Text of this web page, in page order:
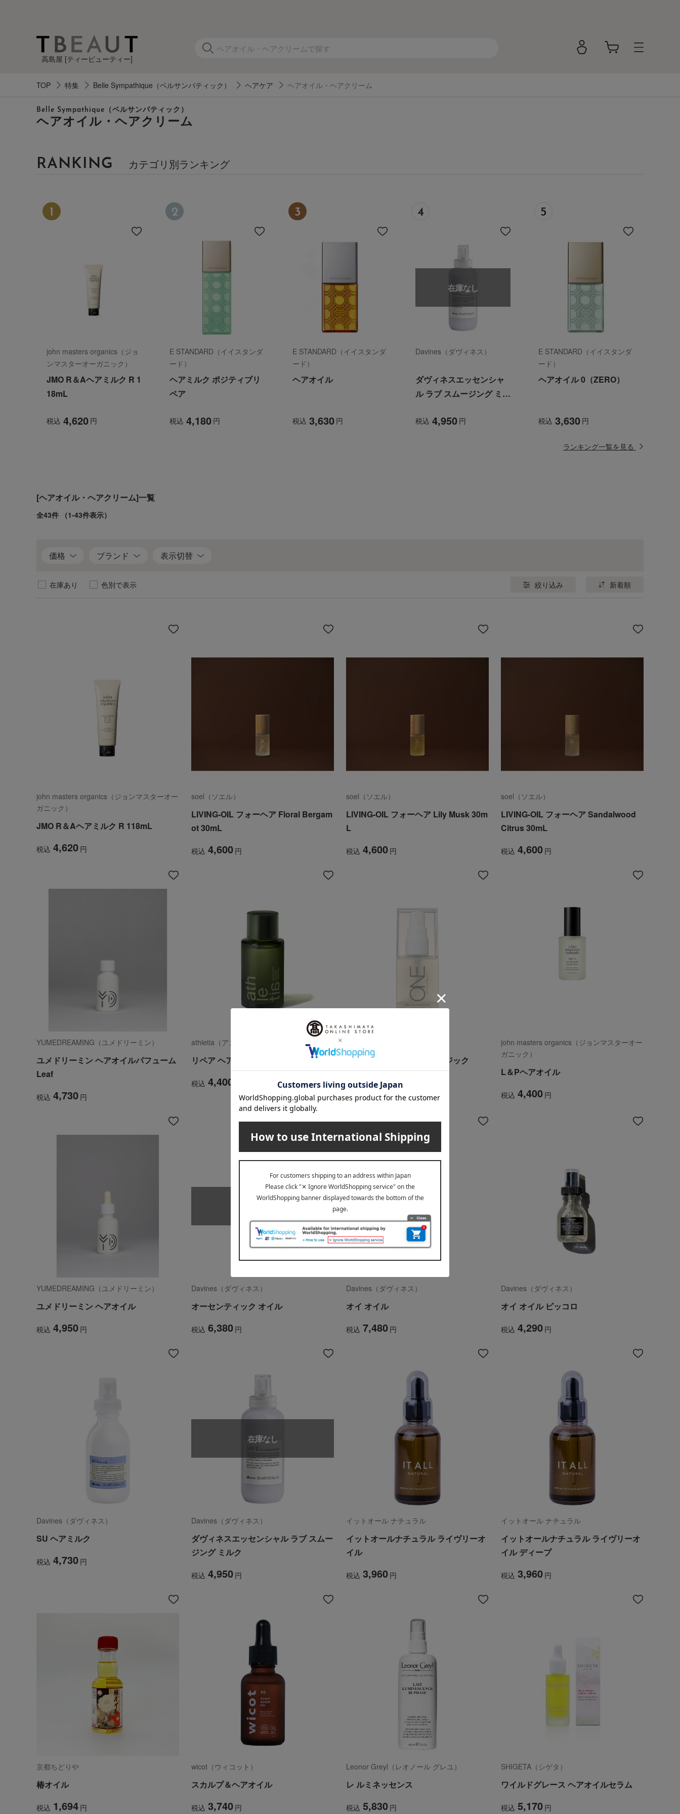
高島屋 [ティービューティー]
TOP 特集 Belle Sympathique（ベルサンパティック） ヘアケア ヘアオイル・ヘアクリーム
カ
テ
の
ア
Belle Sympathique（ベルサンパティック）
ヘアオイル・ヘアクリーム
RANKING カテゴリ別ランキング
john masters organics（ジョ
ンマスターオーガニック）
JMO R＆Aヘアミルク R 1
18mL
税込 4,620 円
E STANDARD（イイスタンダ
ード）
ヘアミルク ポジティブリ
ペア
税込 4,180 円
E STANDARD（イイスタンダ
ード）
ヘアオイル
税込 3,630 円
在庫なし
Davines（ダヴィネス）
ダヴィネスエッセンシャ
ル ラブ スムージング ミル
税込 4,950 円
E STANDARD（イイスタンダ
ード）
ヘアオイル 0（ZERO）
税込 3,630 円
ランキング一覧を見る
[ヘアオイル・ヘアクリーム]一覧
全43件 （1-43件表示）
価格 ブランド 表示切替
在庫あり 色別で表示 絞り込み 新着順
john masters organics（ジョンマスターオー
ガニック）
JMO R＆Aヘアミルク R 118mL
税込 4,620 円
soel（ソエル）
LIVING-OIL フォーヘア Floral Bergam
ot 30mL
税込 4,600 円
soel（ソエル）
LIVING-OIL フォーヘア Lily Musk 30m
L
税込 4,600 円
soel（ソエル）
LIVING-OIL フォーヘア Sandalwood
Citrus 30mL
税込 4,600 円
YUMEDREAMING（ユメドリーミン）
ユメドリーミン ヘアオイルパフューム
Leaf
税込 4,730 円
athletia（アスレティア）
リペア ヘアオイル
税込 4,400
ONE ワン・セコンド マジック
税込 3,960 円
john masters organics（ジョンマスターオー
ガニック）
L＆Pヘアオイル
税込 4,400 円
YUMEDREAMING（ユメドリーミン）
ユメドリーミン ヘアオイル
税込 4,950 円
Davines（ダヴィネス）
オーセンティック オイル
税込 6,380 円
Davines（ダヴィネス）
オイ オイル
税込 7,480 円
Davines（ダヴィネス）
オイ オイル ピッコロ
税込 4,290 円
Davines（ダヴィネス）
SU ヘアミルク
税込 4,730 円
在庫なし
Davines（ダヴィネス）
ダヴィネスエッセンシャル ラブ スムー
ジング ミルク
税込 4,950 円
イットオール ナチュラル
イットオールナチュラル ライヴリーオ
イル
税込 3,960 円
イットオール ナチュラル
イットオールナチュラル ライヴリーオ
イル ディープ
税込 3,960 円
京都ちどりや
椿オイル
税込 1,694 円
wicot（ウィコット）
スカルプ＆ヘアオイル
税込 3,740 円
Leonor Greyl（レオノール グレユ）
レ ルミネッセンス
税込 5,830 円
SHIGETA（シゲタ）
ワイルドグレース ヘアオイルセラム
税込 5,170 円